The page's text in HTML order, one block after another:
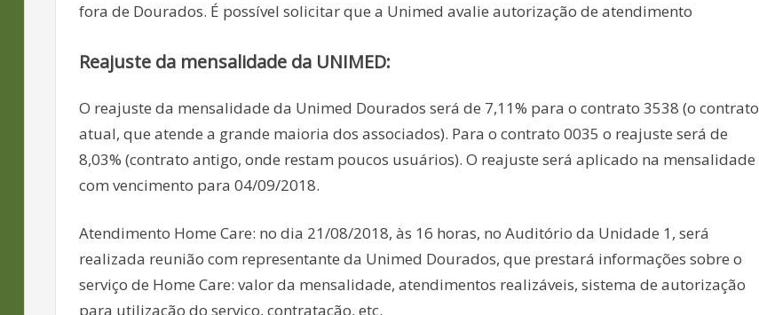
fora de Dourados. É possível solicitar que a Unimed avalie autorização de atendimento
Reajuste da mensalidade da UNIMED:
O reajuste da mensalidade da Unimed Dourados será de 7,11% para o contrato 3538 (o contrato
atual, que atende a grande maioria dos associados). Para o contrato 0035 o reajuste será de
8,03% (contrato antigo, onde restam poucos usuários). O reajuste será aplicado na mensalidade
com vencimento para 04/09/2018.
Atendimento Home Care: no dia 21/08/2018, às 16 horas, no Auditório da Unidade 1, será
realizada reunião com representante da Unimed Dourados, que prestará informações sobre o
serviço de Home Care: valor da mensalidade, atendimentos realizáveis, sistema de autorização
para utilização do serviço, contratação, etc.